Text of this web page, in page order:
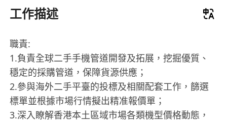
工作描述
職責:
1.負責全球二手手機管道開發及拓展，挖掘優質、
穩定的採購管道，保障貨源供應；
2.參與海外二手平臺的投標及相關配套工作，篩選
標單並根據市場行情擬出精准報價單；
3.深入瞭解香港本土區域市場各類機型價格動態，